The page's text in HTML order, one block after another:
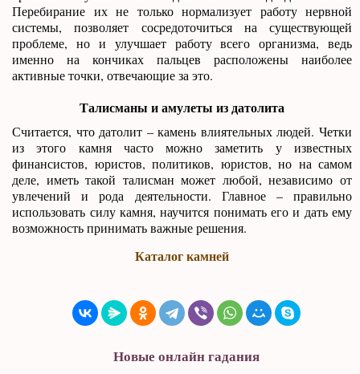
Перебирание их не только нормализует работу нервной
системы, позволяет сосредоточиться на существующей
проблеме, но и улучшает работу всего организма, ведь
именно на кончиках пальцев расположены наиболее
активные точки, отвечающие за это.
Талисманы и амулеты из датолита
Считается, что датолит – камень влиятельных людей. Четки
из этого камня часто можно заметить у известных
финансистов, юристов, политиков, юристов, но на самом
деле, иметь такой талисман может любой, независимо от
увлечений и рода деятельности. Главное – правильно
использовать силу камня, научится понимать его и дать ему
возможность принимать важные решения.
Каталог камней
Новые онлайн гадания